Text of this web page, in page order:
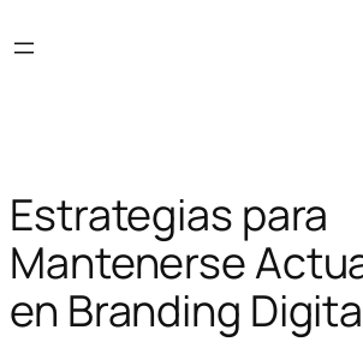
to
Estrategias para
Mantenerse
en Branding